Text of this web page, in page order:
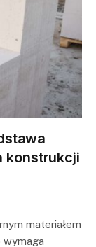
konstrukcji
materiałem
wymaga